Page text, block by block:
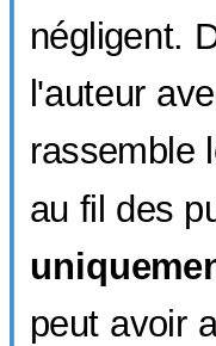
négligent.
l'auteur
rassemble
au fil des
peut avoir